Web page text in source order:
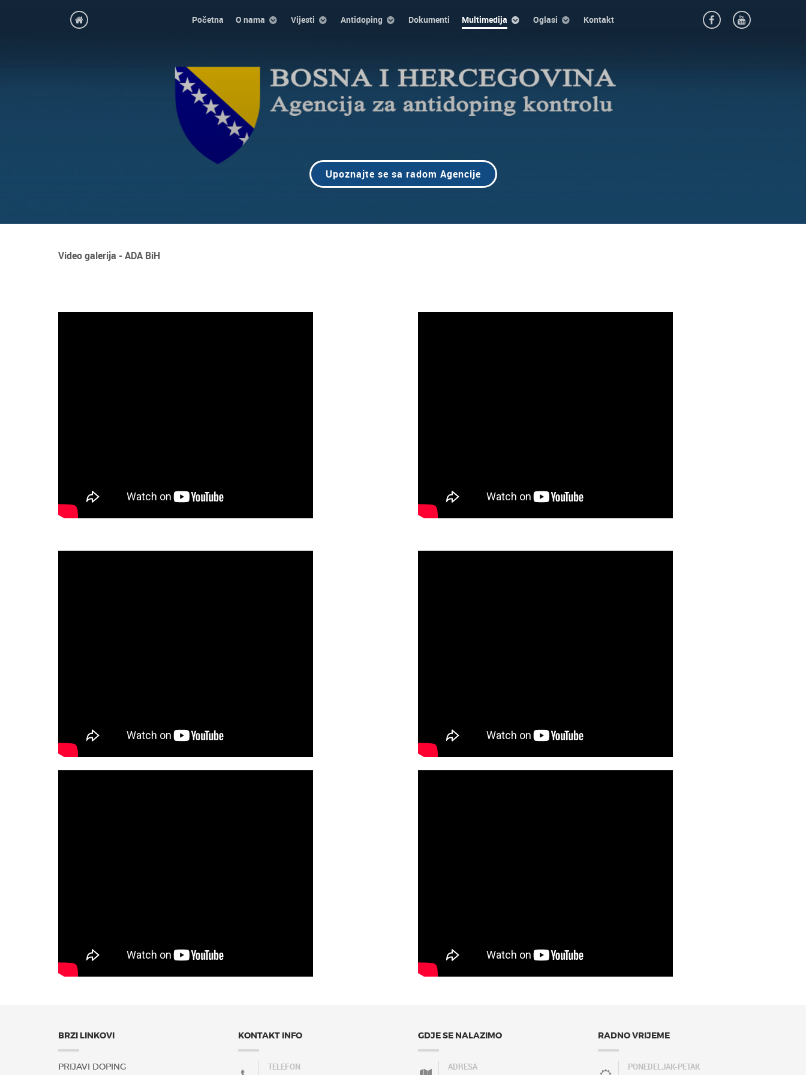
Početna O nama Vijesti Antidoping Dokumenti Multimedija Oglasi Kontakt
Upoznajte se sa radom Agencije
Video galerija - ADA BiH
BRZI LINKOVI
PRIJAVI DOPING
KONTAKT INFO
TELEFON
GDJE SE NALAZIMO
ADRESA
RADNO VRIJEME
PONEDELJAK-PETAK